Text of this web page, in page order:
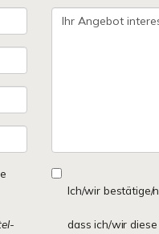
Ich/wir bestätige/
dass ich/wir